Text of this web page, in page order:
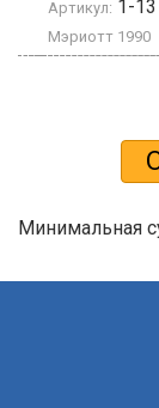
Артикул: 1-13
Мэриотт 1990
Минимальная